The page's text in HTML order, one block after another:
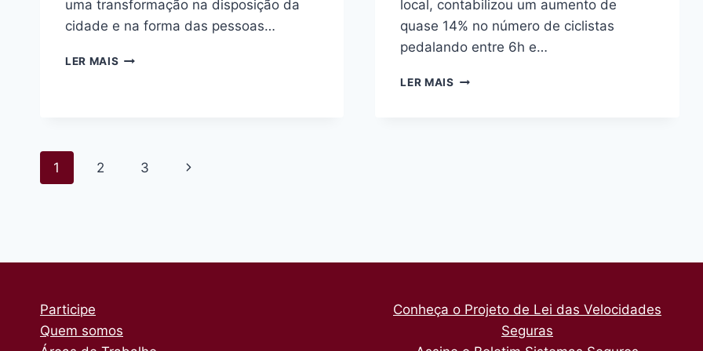
uma transformação na disposição da
cidade e na forma das pessoas…
LER MAIS NOVA
local, contabilizou um aumento de
quase 14% no número de ciclistas
pedalando entre 6h e…
LER MAIS MESMO
Navegação
1 2 3
Página
Participe
Quem somos
Conheça o Projeto de Lei das Velocidades
Seguras